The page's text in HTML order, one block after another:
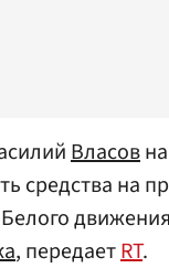
Власов
средства на
, передаетRT.